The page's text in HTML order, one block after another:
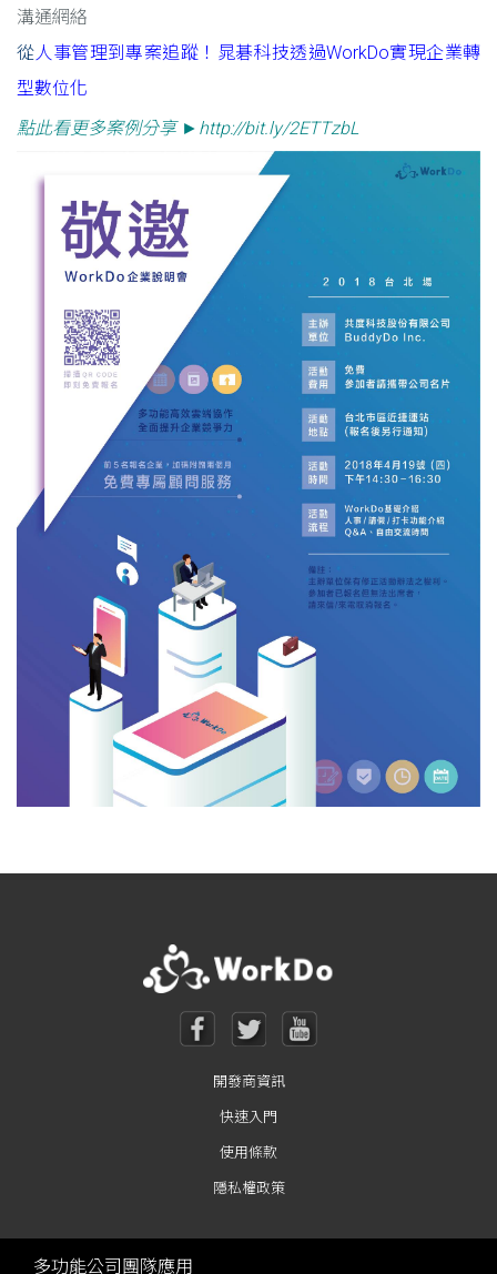
溝通網絡
從人事管理到專案追蹤！晁碁科技透過WorkDo實現企業轉
型數位化
點此看更多案例分享 ►http://bit.ly/2ETTzbL
開發商資訊
快速入門
使用條款
隱私權政策
多功能公司團隊應用